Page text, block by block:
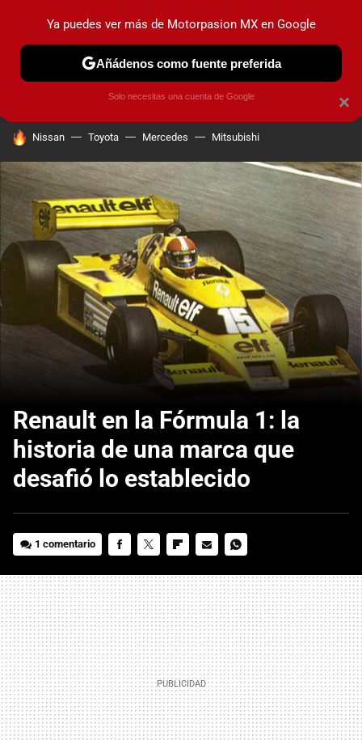
PRUEBAS INDUSTRIA HOY NO CIRCULA
HOY SE HABLA DE
Nissan Toyota Mercedes Mitsubishi
Renault en la Fórmula 1: la
historia de una marca que
desafió lo establecido
1 comentario
MAIL
×
Ya puedes ver más de Motorpasion MX en Google
Añádenos como fuente preferida
Solo necesitas una cuenta de Google